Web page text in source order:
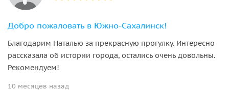
Добро пожаловать в Южно-Сахалинск!
Благодарим Наталью за прекрасную прогулку. Интересно
рассказала об истории города, остались очень довольны.
Рекомендуем!
10 месяцев назад